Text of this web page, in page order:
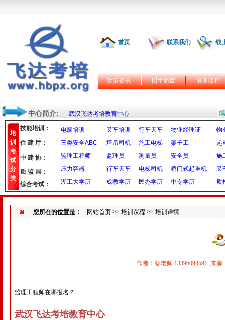
首页 联系我们 线
政策资讯 招生简章 培训课程
中心简介: 武汉飞达考培教育中心
培
训
考
试
分
类
技能培训： 电脑培训 叉车培训 行车天车 物业经理证
物
三类安全ABC
塔吊司机 施工电梯 架子工
起
监理工程师
监理员 测量员 安全员
施
压力容器
行车天车 电梯司机 桥门式起重机
叉
湖工大学历
成教学历 民办学历 中专学历 质
住 建 厅：
中 建 协：
质 监 局：
综合考试：
您所在的位置是： 网站首页 >> 培训课程 >> 培训详情
作者：杨老师 13396094591 来
监理工程师在哪报名？
武汉飞达考培教育中心